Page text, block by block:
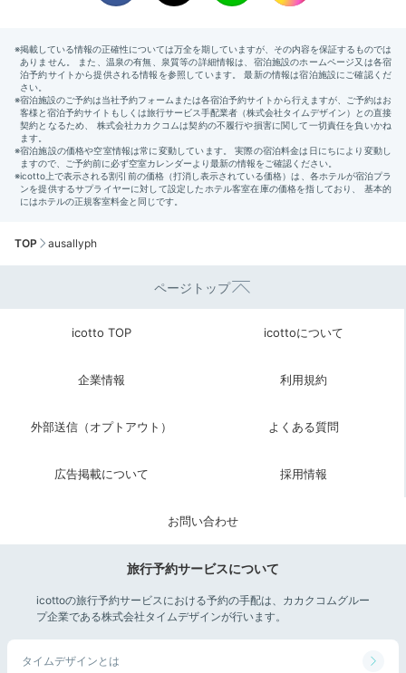
TOP ausallyph
ページトップ
icotto TOP icottoについて
企業情報 利用規約
外部送信（オプトアウト） よくある質問
広告掲載について 採用情報
お問い合わせ
旅行予約サービスについて
icottoの旅行予約サービスにおける予約の手配は、カカクコムグルー
プ企業である株式会社タイムデザインが行います。
タイムデザインとは